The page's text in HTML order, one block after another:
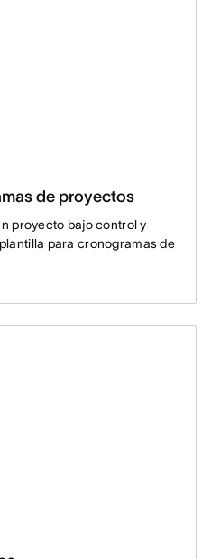
de proyectos
proyecto bajo control y
para cronogramas de